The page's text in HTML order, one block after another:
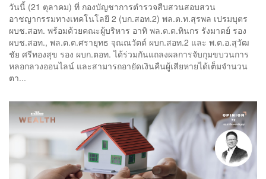
วันนี้ (21 ตุลาคม) ที่ กองบัญชาการตำรวจสืบสวนสอบสวน
อาชญากรรมทางเทคโนโลยี 2 (บก.สอท.2) พล.ต.ท.สุรพล เปรมบุตร
ผบช.สอท. พร้อมด้วยคณะผู้บริหาร อาทิ พล.ต.ต.ทินกร รังมาตย์ รอง
ผบช.สอท., พล.ต.ต.ศรายุทธ จุณณวัตต์ ผบก.สอท.2 และ พ.ต.อ.สุวัฒ
ชัย ศรีทองสุข รอง ผบก.ตอท. ได้ร่วมกันแถลงผลการจับกุมขบวนการ
หลอกลวงออนไลน์ และสามารถอายัดเงินคืนผู้เสียหายได้เต็มจำนวน
ตา...